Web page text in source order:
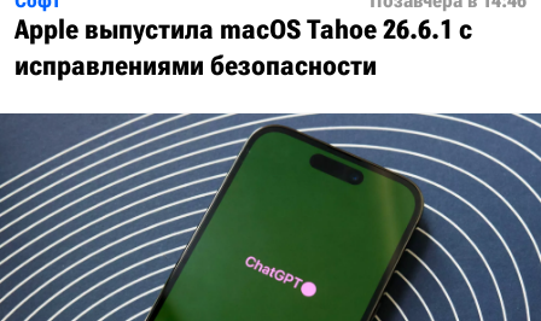
Apple выпустила macOS Tahoe 26.6.1 с
исправлениями безопасности